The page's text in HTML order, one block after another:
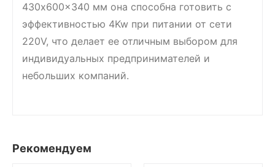
430x600x340 мм она способна готовить с
эффективностью 4Kw при питании от сети
220V, что делает ее отличным выбором для
индивидуальных предпринимателей и
небольших компаний.
Рекомендуем